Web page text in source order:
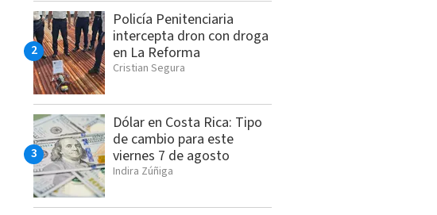
Policía Penitenciaria
intercepta dron con droga
en La Reforma
Cristian Segura
Dólar en Costa Rica: Tipo
de cambio para este
viernes 7 de agosto
Indira Zúñiga